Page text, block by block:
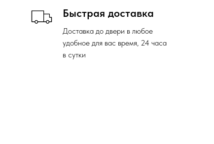
Быстрая доставка
Доставка до двери в любое
удобное для вас время, 24 часа
в сутки